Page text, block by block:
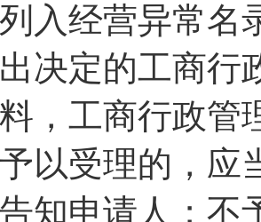
入经营异常名
决定的工商行
，工商行政管
以受理的，应
知申请人；不